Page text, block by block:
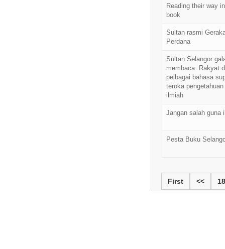
Reading their way
book
Sultan rasmi
Perdana
Sultan Selangor
membaca. Rakyat
pelbagai bahasa
teroka
ilmiah
Jangan salah guna
Pesta Buku
First << 18